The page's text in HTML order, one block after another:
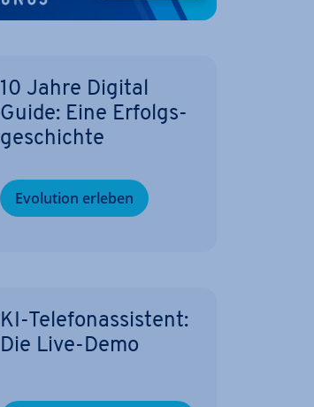
, index_col=None, usecols=None
10 Jahre Digital
Guide: Eine Er­folgs­
ge­schich­te
Evolution erleben
KI-Te­le­fon­as­sis­tent:
Die Live-Demo